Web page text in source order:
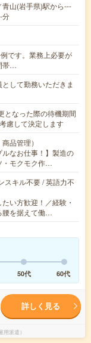
山(岩手県)駅から---
分
です。業務上必要が
帯…
して勤務いただきま
なった際の待機期間
慮して決定します
品管理）
ルなお仕事！】製造の
・モクモク作…
スキル不要 / 英語力不
い方歓迎！／経験・
腰を据えて働…
50代 60代
詳しく見る
派遣）